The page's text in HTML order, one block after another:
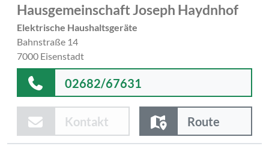
Hausgemeinschaft Joseph Haydnhof
Elektrische Haushaltsgeräte
Bahnstraße 14
7000 Eisenstadt
02682/67631
Kontakt Route